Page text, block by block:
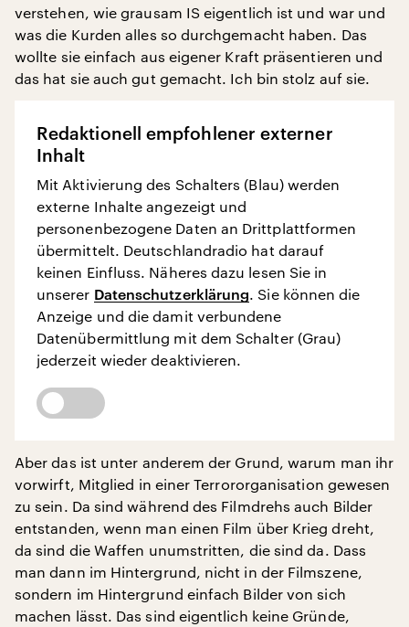
verstehen, wie grausam IS eigentlich ist und war und
was die Kurden alles so durchgemacht haben. Das
wollte sie einfach aus eigener Kraft präsentieren und
das hat sie auch gut gemacht. Ich bin stolz auf sie.
Redaktionell empfohlener externer
Inhalt
Mit Aktivierung des Schalters (Blau) werden
externe Inhalte angezeigt und
personenbezogene Daten an Drittplattformen
übermittelt. Deutschlandradio hat darauf
keinen Einfluss. Näheres dazu lesen Sie in
unserer Datenschutzerklärung. Sie können die
Anzeige und die damit verbundene
Datenübermittlung mit dem Schalter (Grau)
jederzeit wieder deaktivieren.
Aber das ist unter anderem der Grund, warum man ihr
vorwirft, Mitglied in einer Terrororganisation gewesen
zu sein. Da sind während des Filmdrehs auch Bilder
entstanden, wenn man einen Film über Krieg dreht,
da sind die Waffen unumstritten, die sind da. Dass
man dann im Hintergrund, nicht in der Filmszene,
sondern im Hintergrund einfach Bilder von sich
machen lässt. Das sind eigentlich keine Gründe,